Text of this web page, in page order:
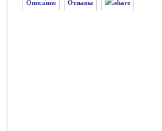
Описание Отзывы